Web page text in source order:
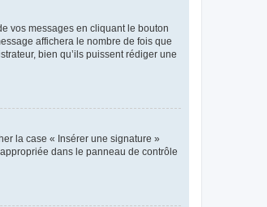
vos messages en cliquant le bouton
affichera le nombre de fois que
bien qu’ils puissent rédiger une
la case « Insérer une signature »
dans le panneau de contrôle